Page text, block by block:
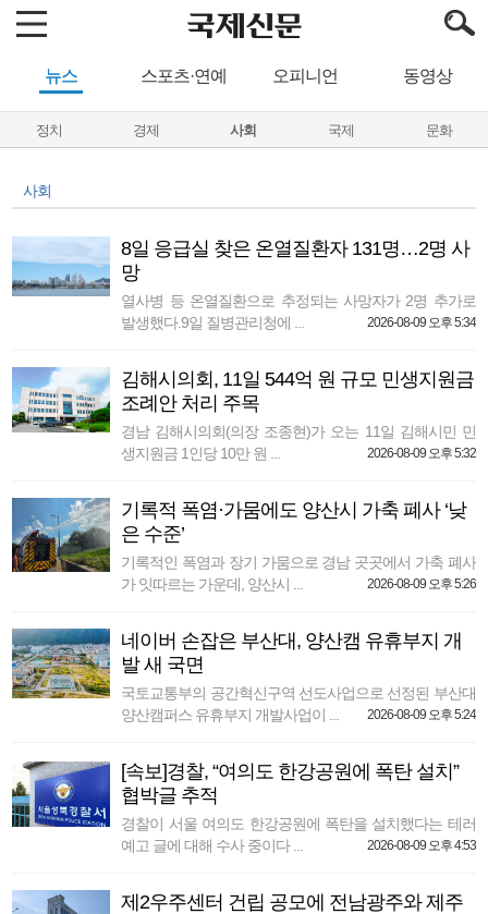
뉴스 스포츠·연예 오피니언 동영상
정치 경제 사회 국제 문화
사회
8일 응급실 찾은 온열질환자 131명…2명 사
망
열사병 등 온열질환으로 추정되는 사망자가 2명 추가로
발생했다.9일 질병관리청에 ...
2026-08-09 오후 5:34
김해시의회, 11일 544억 원 규모 민생지원금
조례안 처리 주목
경남 김해시의회(의장 조종현)가 오는 11일 김해시민 민
생지원금 1인당 10만 원 ...
2026-08-09 오후 5:32
기록적 폭염·가뭄에도 양산시 가축 폐사 ‘낮
은 수준’
기록적인 폭염과 장기 가뭄으로 경남 곳곳에서 가축 폐사
가 잇따르는 가운데, 양산시 ...
2026-08-09 오후 5:26
네이버 손잡은 부산대, 양산캠 유휴부지 개
발 새 국면
국토교통부의 공간혁신구역 선도사업으로 선정된 부산대
양산캠퍼스 유휴부지 개발사업이 ...
2026-08-09 오후 5:24
[속보]경찰, “여의도 한강공원에 폭탄 설치”
협박글 추적
경찰이 서울 여의도 한강공원에 폭탄을 설치했다는 테러
예고 글에 대해 수사 중이다 ...
2026-08-09 오후 4:53
제2우주센터 건립 공모에 전남광주와 제주